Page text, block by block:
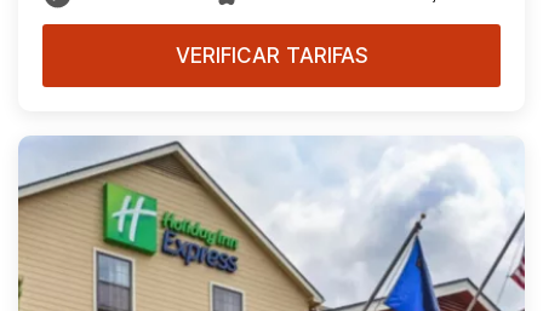
VERIFICAR TARIFAS